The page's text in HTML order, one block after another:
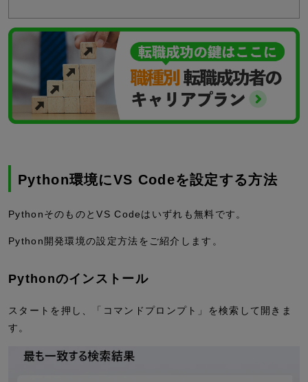
Python環境にVS Codeを設定する方法
PythonそのものとVS Codeはいずれも無料です。
Python開発環境の設定方法をご紹介します。
Pythonのインストール
スタートを押し、「コマンドプロンプト」を検索して開きま
す。